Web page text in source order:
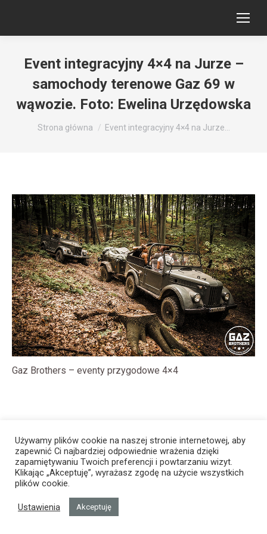
Event integracyjny 4×4 na Jurze –
samochody terenowe Gaz 69 w
wąwozie. Foto: Ewelina Urzędowska
Jesteś tutaj:
Strona główna Event integracyjny 4×4 na Jurze…
Gaz Brothers – eventy przygodowe 4×4
Używamy plików cookie na naszej stronie internetowej, aby
zapewnić Ci najbardziej odpowiednie wrażenia dzięki
zapamiętywaniu Twoich preferencji i powtarzaniu wizyt.
Klikając „Akceptuję”, wyrażasz zgodę na użycie wszystkich
plików cookie.
Ustawienia Akceptuję